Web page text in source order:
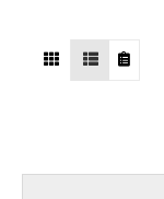
EGYÉB
INFO